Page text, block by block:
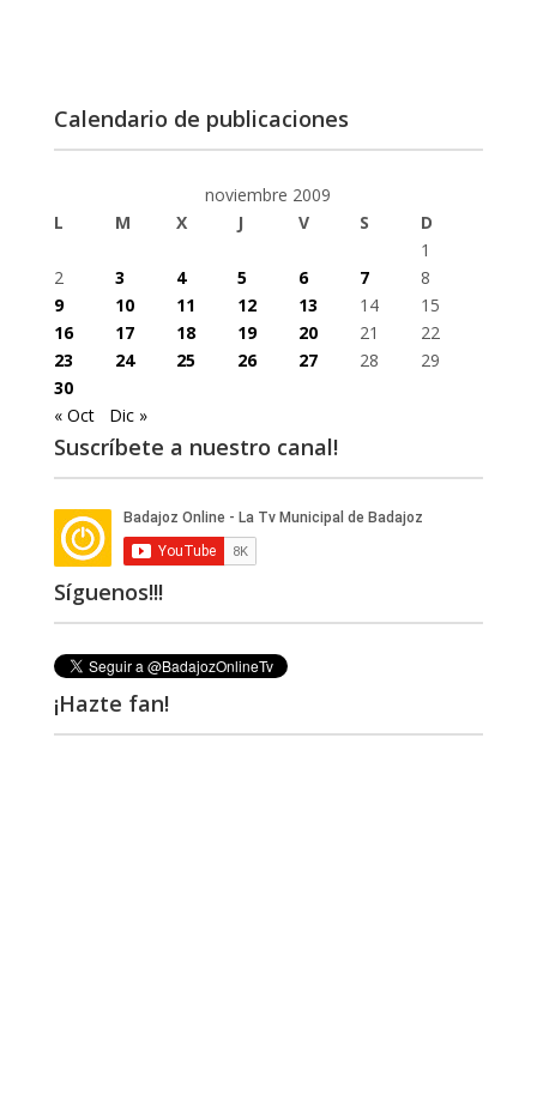
Calendario de publicaciones
noviembre 2009
L
M X J V S
D
1
2
3 4 5 6 7
8
9
10 11 12 13 14
15
16
17 18 19 20 21
22
23
24 25 26 27 28
29
30
« Oct
Dic »
Suscríbete a nuestro canal!
Síguenos!!!
¡Hazte fan!